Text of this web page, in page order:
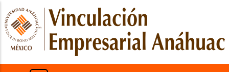
Pasar
al
contenido
principal